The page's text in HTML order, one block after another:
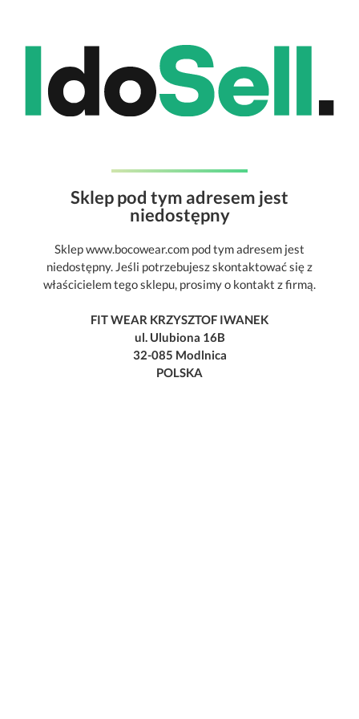
Sklep pod tym adresem jest
niedostępny
Sklep www.bocowear.com pod tym adresem jest
niedostępny. Jeśli potrzebujesz skontaktować się z
właścicielem tego sklepu, prosimy o kontakt z firmą.
FIT WEAR KRZYSZTOF IWANEK
ul. Ulubiona 16B
32-085 Modlnica
POLSKA